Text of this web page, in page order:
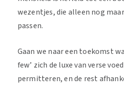
wezentjes, die alleen nog
passen.
Gaan we naar een toekomst
few’ zich de luxe van verse
permitteren, en de rest